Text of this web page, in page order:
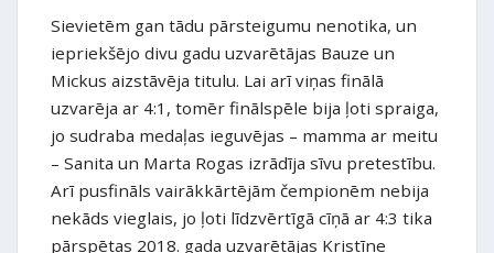
Sievietēm gan tādu pārsteigumu nenotika, un
iepriekšējo divu gadu uzvarētājas Bauze un
Mickus aizstāvēja titulu. Lai arī viņas finālā
uzvarēja ar 4:1, tomēr finālspēle bija ļoti spraiga,
jo sudraba medaļas ieguvējas – mamma ar meitu
– Sanita un Marta Rogas izrādīja sīvu pretestību.
Arī pusfināls vairākkārtējām čempionēm nebija
nekāds vieglais, jo ļoti līdzvērtīgā cīņā ar 4:3 tika
pārspētas 2018. gada uzvarētājas Kristīne